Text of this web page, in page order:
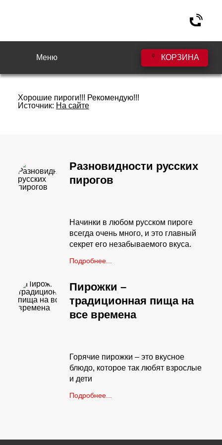
КОРЗИНА
0
Меню
Dmitriy (2016г.)
Хорошие пироги!!! Рекомендую!!!
Источник: На сайте
Разновидности русских
пирогов
Начинки в любом русском пироге
всегда очень много, и это главный
секрет его незабываемого вкуса.
Подробнее...
Пирожки –
традиционная пища на
все времена
Горячие пирожки – это вкусное
блюдо, которое так любят взрослые
и дети
Подробнее...